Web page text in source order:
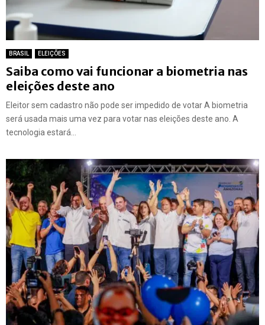
BRASIL ELEIÇÕES
Saiba como vai funcionar a biometria nas
eleições deste ano
Eleitor sem cadastro não pode ser impedido de votar A biometria
será usada mais uma vez para votar nas eleições deste ano. A
tecnologia estará...